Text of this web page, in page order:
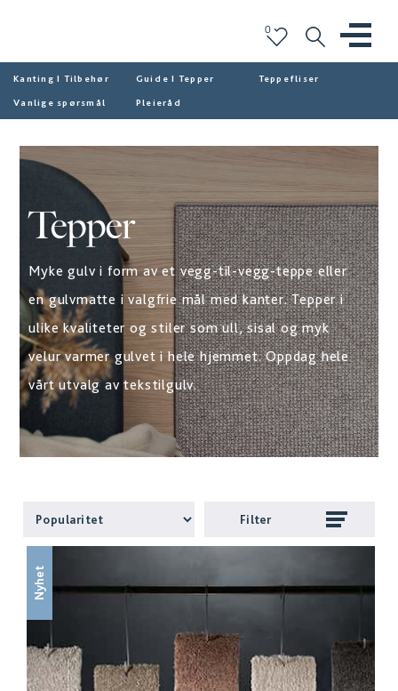
0
Kanting I Tilbehør Guide I Tepper Teppefliser
Vanlige spørsmål Pleieråd
Tepper
Myke gulv i form av et vegg-til-vegg-teppe eller
en gulvmatte i valgfrie mål med kanter. Tepper i
ulike kvaliteter og stiler som ull, sisal og myk
velur varmer gulvet i hele hjemmet. Oppdag hele
vårt utvalg av tekstilgulv.
Filter
Nyhet